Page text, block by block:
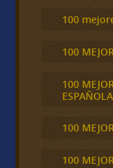
100
100
100
ESPAÑOLA
100
100